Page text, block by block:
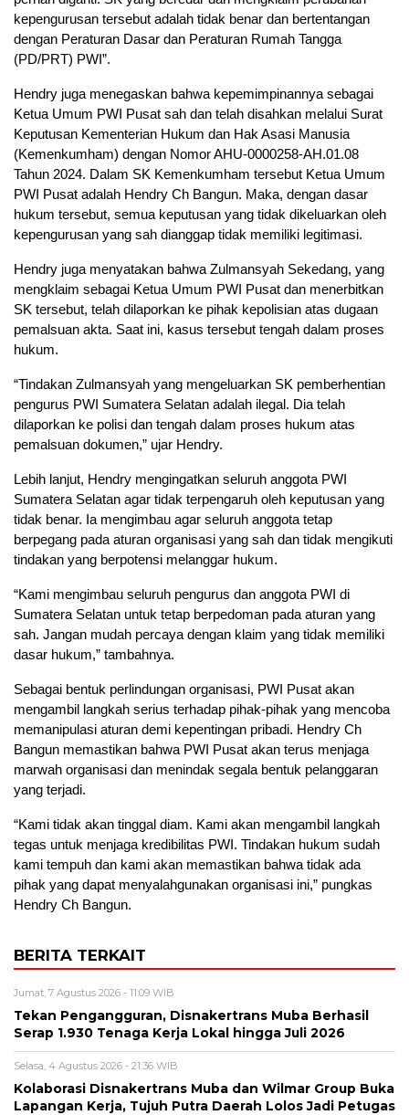
kepengurusan tersebut adalah tidak benar dan bertentangan
dengan Peraturan Dasar dan Peraturan Rumah Tangga
(PD/PRT) PWI”.
Hendry juga menegaskan bahwa kepemimpinannya sebagai
Ketua Umum PWI Pusat sah dan telah disahkan melalui Surat
Keputusan Kementerian Hukum dan Hak Asasi Manusia
(Kemenkumham) dengan Nomor AHU-0000258-AH.01.08
Tahun 2024. Dalam SK Kemenkumham tersebut Ketua Umum
PWI Pusat adalah Hendry Ch Bangun. Maka, dengan dasar
hukum tersebut, semua keputusan yang tidak dikeluarkan oleh
kepengurusan yang sah dianggap tidak memiliki legitimasi.
Hendry juga menyatakan bahwa Zulmansyah Sekedang, yang
mengklaim sebagai Ketua Umum PWI Pusat dan menerbitkan
SK tersebut, telah dilaporkan ke pihak kepolisian atas dugaan
pemalsuan akta. Saat ini, kasus tersebut tengah dalam proses
hukum.
“Tindakan Zulmansyah yang mengeluarkan SK pemberhentian
pengurus PWI Sumatera Selatan adalah ilegal. Dia telah
dilaporkan ke polisi dan tengah dalam proses hukum atas
pemalsuan dokumen,” ujar Hendry.
Lebih lanjut, Hendry mengingatkan seluruh anggota PWI
Sumatera Selatan agar tidak terpengaruh oleh keputusan yang
tidak benar. Ia mengimbau agar seluruh anggota tetap
berpegang pada aturan organisasi yang sah dan tidak mengikuti
tindakan yang berpotensi melanggar hukum.
“Kami mengimbau seluruh pengurus dan anggota PWI di
Sumatera Selatan untuk tetap berpedoman pada aturan yang
sah. Jangan mudah percaya dengan klaim yang tidak memiliki
dasar hukum,” tambahnya.
Sebagai bentuk perlindungan organisasi, PWI Pusat akan
mengambil langkah serius terhadap pihak-pihak yang mencoba
memanipulasi aturan demi kepentingan pribadi. Hendry Ch
Bangun memastikan bahwa PWI Pusat akan terus menjaga
marwah organisasi dan menindak segala bentuk pelanggaran
yang terjadi.
“Kami tidak akan tinggal diam. Kami akan mengambil langkah
tegas untuk menjaga kredibilitas PWI. Tindakan hukum sudah
kami tempuh dan kami akan memastikan bahwa tidak ada
pihak yang dapat menyalahgunakan organisasi ini,” pungkas
Hendry Ch Bangun.
BERITA TERKAIT
Jumat, 7 Agustus 2026 - 11:09 WIB
Tekan Pengangguran, Disnakertrans Muba Berhasil
Serap 1.930 Tenaga Kerja Lokal hingga Juli 2026
Selasa, 4 Agustus 2026 - 21:36 WIB
Kolaborasi Disnakertrans Muba dan Wilmar Group Buka
Lapangan Kerja, Tujuh Putra Daerah Lolos Jadi Petugas